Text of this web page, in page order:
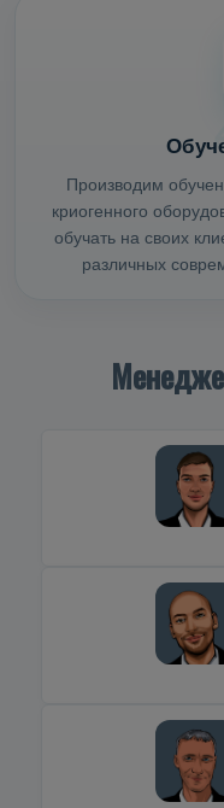
Производим
криогенного
обучать на своих
различных